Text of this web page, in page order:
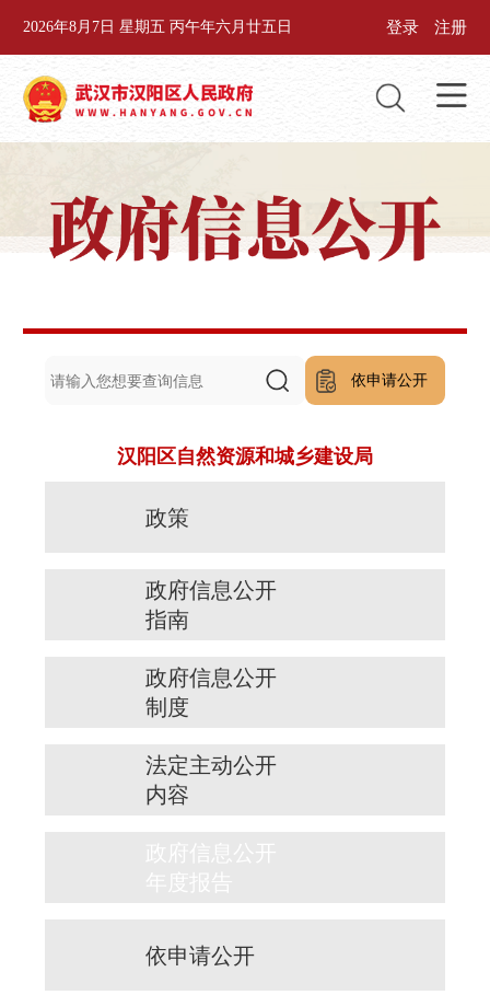
2026年8月7日 星期五 丙午年六月廿五日 登录 注册
依申请公开
汉阳区自然资源和城乡建设局
政策
政府信息公开
指南
政府信息公开
制度
法定主动公开
内容
依申请公开